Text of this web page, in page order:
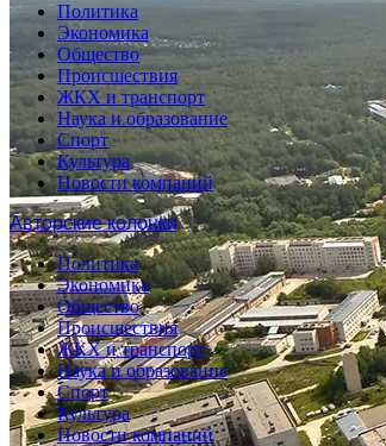
Политика
Экономика
Общество
Происшествия
ЖКХ и транспорт
Наука и образование
Спорт
Культура
Новости компаний
Авторские колонки
Политика
Экономика
Общество
Происшествия
ЖКХ и транспорт
Наука и образование
Спорт
Культура
Новости компаний